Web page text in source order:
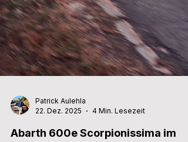
22. Dez. 2025
4 Min. Lesezeit